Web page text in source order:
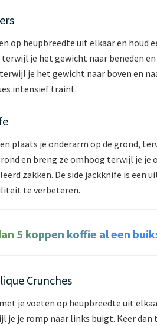
op heupbreedte uit elkaar en houd
je het gewicht naar beneden
je het gewicht naar boven en
intensief traint.
plaats je onderarm op de grond,
en breng ze omhoog terwijl je je
zakken. De side jackknife is een
te verbeteren.
5 koppen koffie al een
Crunches
je voeten op heupbreedte uit
je je romp naar links buigt. Keer